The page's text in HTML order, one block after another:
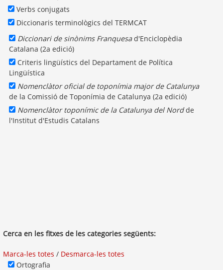
Verbs conjugats
Diccionaris terminològics del TERMCAT
Diccionari de sinònims Franquesad'Enciclopèdia
Catalana (2a edició)
Criteris lingüístics del Departament de Política
Lingüística
Nomenclàtor oficial de toponímia major de Catalunya
de la Comissió de Toponímia de Catalunya (2a edició)
Nomenclàtor toponímic de la Catalunya del Nordde
l'Institut d'Estudis Catalans
Cerca en les fitxes de les categories següents:
Marca-les totes / Desmarca-les totes
Ortografia